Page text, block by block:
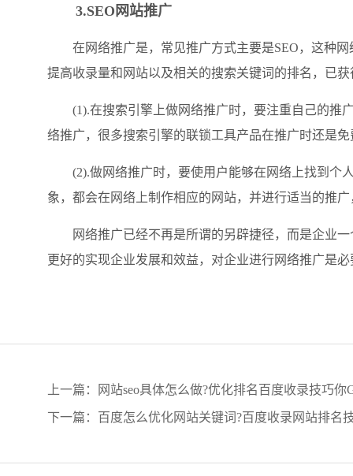
3.SEO网站推广
在网络推广是，常见推广方式主要是SEO，这种网
提高收录量和网站以及相关的搜索关键词的排名，已
(1).在搜索引擎上做网络推广时，要注重自己的推广
络推广，很多搜索引擎的联锁工具产品在推广时还是
(2).做网络推广时，要使用户能够在网络上找到个人
象，都会在网络上制作相应的网站，并进行适当的推
网络推广已经不再是所谓的另辟捷径，而是企业一
更好的实现企业发展和效益，对企业进行网络推广是
上一篇： 网站seo具体怎么做?优化排名百度收录技巧你
下一篇： 百度怎么优化网站关键词?百度收录网站排名